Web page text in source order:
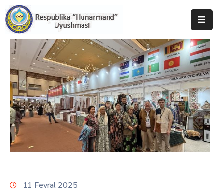
Bosh
Sahifa
Uyushma
Haqida
Tadbirlar
Milliy
Katalog
11 Fevral 2025